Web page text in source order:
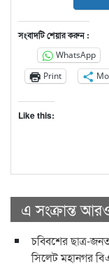
সংবাদটি শেয়ার করুন :
WhatsApp
Print
Like this:
এ সংক্রান্ত
চব্বিশের ছাত্র-
সিলেট মহানগর